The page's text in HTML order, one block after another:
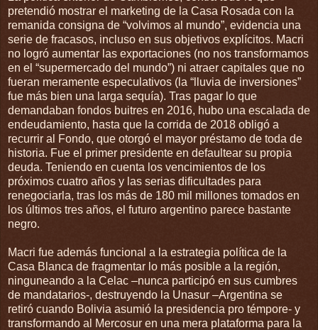
pretendió mostrar el marketing de la Casa Rosada con la
remanida consigna de “volvimos al mundo”, evidencia una
serie de fracasos, incluso en sus objetivos explícitos. Macri
no logró aumentar las exportaciones (no nos transformamos
en el “supermercado del mundo”) ni atraer capitales que no
fueran meramente especulativos (la “lluvia de inversiones”
fue más bien una larga sequía). Tras pagar lo que
demandaban fondos buitres en 2016, hubo una escalada de
endeudamiento, hasta que la corrida de 2018 obligó a
recurrir al Fondo, que otorgó el mayor préstamo de toda de
historia. Fue el primer presidente en defaultear su propia
deuda. Teniendo en cuenta los vencimientos de los
próximos cuatro años y las serias dificultades para
renegociarla, tras los más de 180 mil millones tomados en
los últimos tres años, el futuro argentino parece bastante
negro.
Macri fue además funcional a la estrategia política de la
Casa Blanca de fragmentar lo más posible a la región,
ninguneando a la Celac –nunca participó en sus cumbres
de mandatarios-, destruyendo la Unasur –Argentina se
retiró cuando Bolivia asumió la presidencia pro témpore- y
transformando al Mercosur en una mera plataforma para la